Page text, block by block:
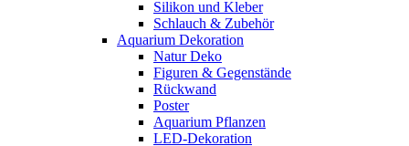
Silikon und Kleber
Schlauch & Zubehör
Aquarium Dekoration
Natur Deko
Figuren & Gegenstände
Rückwand
Poster
Aquarium Pflanzen
LED-Dekoration